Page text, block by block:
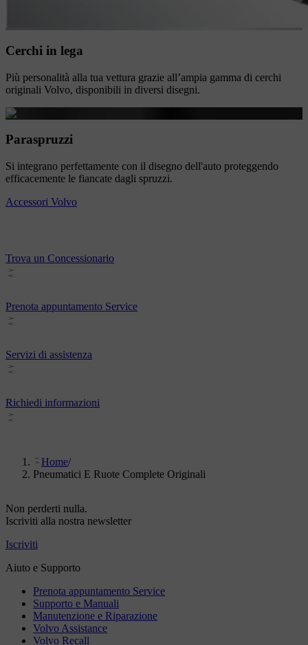
Cerchi in lega
Più personalità alla tua vettura grazie all’ampia gamma di cerchi
originali Volvo, disponibili in diversi disegni.
Paraspruzzi
Si integrano perfettamente con il disegno dell'auto proteggendo
efficacemente le fiancate dagli spruzzi.
Accessori Volvo
Trova un Concessionario
Prenota appuntamento Service
Servizi di assistenza
Richiedi informazioni
Home/
Pneumatici E Ruote Complete Originali